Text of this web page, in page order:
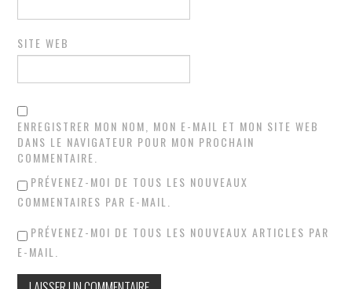
SITE WEB
ENREGISTRER MON NOM, MON E-MAIL ET MON SITE WEB
DANS LE NAVIGATEUR POUR MON PROCHAIN
COMMENTAIRE.
PRÉVENEZ-MOI DE TOUS LES NOUVEAUX
COMMENTAIRES PAR E-MAIL.
PRÉVENEZ-MOI DE TOUS LES NOUVEAUX ARTICLES PAR
E-MAIL.